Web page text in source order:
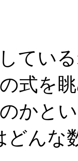
てい
式を
かと
どんな